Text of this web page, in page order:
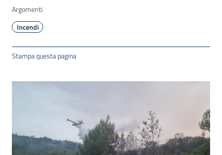
Argomenti
Incendi
Stampa questa pagina